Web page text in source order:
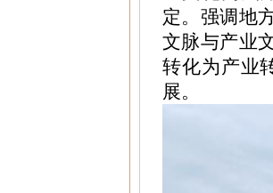
定。 强调地
文脉与产业
转化为产业
展。